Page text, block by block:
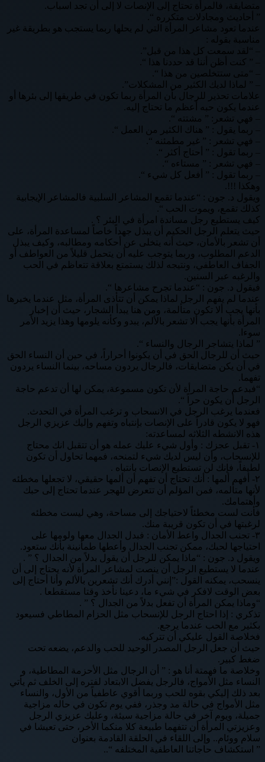
متضايقة، فالمرأة تحتاج إلى الإنصات لا إلى أن تجد اسباب.
” أحاديث ومجادلات متكرره “.
عندما تعود مشاعر المرأة التي لم يحلها ربما يستجب هو بطريقة غير
مناسبة بقوله :
– “لقد سمعت كل هذا من قبل”.
– ” كنت أظن أننا قد حددنا هذا “.
– “متى ستتخلصين من هذا “.
– ” لماذا لديك الكثير من المشكلات”.
علامات تحذير للرجال بأن المرأة ربما تكون في طريقها إلى بئرها أو
عندما يكون حبه أعظم ما تحتاج إليه.
– فهي تشعر: ” مشتته “.
– ربما يقول : ” هناك الكثير من العمل “.
– فهي تشعر : ” غير مطمئنه “.
– ربما تقول : ” أحتاج أكثر “.
– فهي تشعر : ” مستاءه “.
– ربما تقول : ” أفعل كل شيء “.
وهكذا !!!.
ويقول د. جون : “عندما تقمع المشاعر السلبية فالمشاعر الإيجابية
كذلك تقمع، ويموت الحب “.
كيف يستطيع رجل مساندة امرأة في البئر ؟ .
حيث يتعلم الرجل الحكيم أن يبذل جهداً خاصاً لمساعدة المرأة، على
أن تشعر بالأمان، حيث أنه يتخلى عن أحكامه ومطالبه، وكيف يبذل
الدعم المطلوب، وربما يتوجب عليه أن يتحمل قليلاً من العواطف أو
الجفاف العاطفي، ونتيجه لذلك يستمتع بعلاقة تتعاظم في الحب
والرغبه عبر السنين.
فيقول د. جون : “عندما تجرح مشاعرها “.
عندما لم يفهم الرجل لماذا يمكن أن تتأذى المرأة، مثل عندما يخبرها
بأنها يجب ألا تكون متألمة، ومن هنا يبدأ الشجار، حيث أن إخبار
المرأة بأنها يجب ألا تشعر بالألم، يبدو وكأنه يلومها وهذا يزيد الأمر
سوءا.
” لماذا يتشاجر الرجال والنساء “.
حيث أن للرجال الحق في أن يكونوا أحراراً، في حين أن النساء الحق
في أن يكن متضايقات، فالرجال يردون مساحه، بينما النساء يردون
تفهما.
“فبدعم حاجة المرأة لأن تكون مسموعة، يمكن لها أن تدعم حاجة
الرجل أن يكون حراً “.
فعندما يرغب الرجل في الانسحاب و ترغب المرأة في التحدث.
فهو لا يكون قادراً على الإنصات بإنتباه وتفهم وإليك عزيزي الرجل
هذه الانشطه الثلاثه لمساعدته:
١- تقبل عجزك : وأول شيء عليك عمله هو أن تتقبل انك محتاج
للإنسحاب، وأن ليس لديك شيء لتمنحه، فمهما تحاول أن تكون
لطيفاً، فإنك لن تستطيع الإنصات بانتباه .
٢- أفهم ألمها : أنك تحتاج أن تفهم أن ألمها حقيقي، لا تجعلها مخطئه
لأنها متألمه، فمن المؤلم أن تتعرض للهجر عندما تحتاج إلى حبك
وأهتمامك.
فأنت لست مخطئاً لاحتياجك إلى مساحة، وهي ليست مخطئه
لرغبتها في أن تكون قريبة منك.
٣- تجنب الجدال واعط الأمان : فبدل الجدال معها ولومها على
احتياجها لحبك، ممكن تجنب الجدال وأعطها طمأنينة بأنك ستعود.
ويقول د. جون : “ماذا يمكن للرجل أن يقول بدلاً من الجدال ؟ ” .
عندما لا يستطيع الرجل أن ينصت لمشاعر المرأة لأنه يحتاج إلى أن
ينسحب، يمكنه القول :”إنني أدرك أنك تشعرين بالألم وأنا أحتاج إلى
بعض الوقت لافكر في شيء ما، دعينا نأخذ وقتا مستقطعا .
“وماذا يمكن المرأة أن تفعل بدلاً من الجدال ؟ ” .
تذكري : إذا احتاج الرجل للإنسحاب مثل الحزام المطاطي فسيعود
بكثير مع الحب عندما يرجع.
فخلاصة القول عليكي أن تتركيه.
حيث أن جعل الرجل المصدر الوحيد للحب والدعم، يضعه تحت
ضغط كبير.
وخلاصة ما فهمتة أنا هو : ” أن الرجال مثل الأحزمة المطاطية، و
النساء مثل الأمواج، فالرجل يفضل الابتعاد لفتره إلى الخلف ثم يأتي
بعد ذلك إليكي بقوه للحب وربما أقوي عاطفياً من الأول، والنساء
مثل الأمواج في حالة مد وجذر، ففي يوم تكون في حاله مزاجية
جميلة، ويوم آخر في حالة مزاجية سيئة، وعليك عزيزي الرجل
وعزيزتي المرأة أن تتفهما طبيعة كلا منكما الأخر، حتى تعيشا في
سلام ووئام.. وإلى اللقاء في الحلقة القادمة بعنوان
” استكشاف حاجاتنا العاطفية المختلفه “..